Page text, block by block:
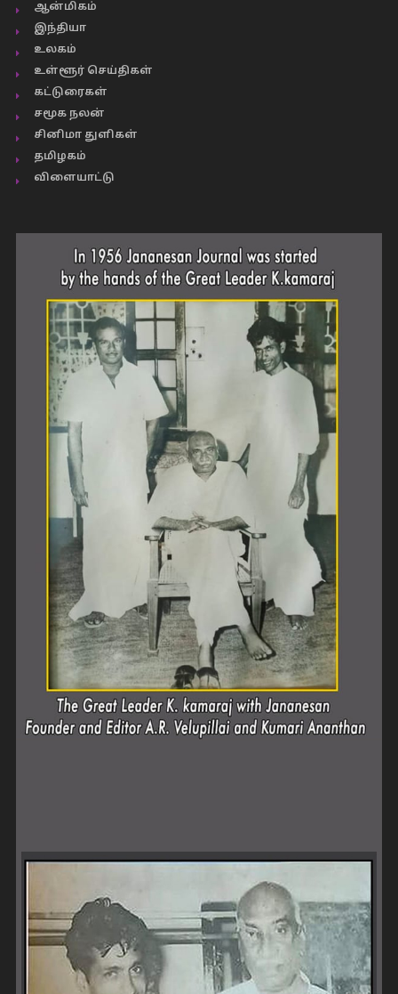
ஆன்மிகம்
இந்தியா
உலகம்
உள்ளூர் செய்திகள்
கட்டுரைகள்
சமூக நலன்
சினிமா துளிகள்
தமிழகம்
விளையாட்டு